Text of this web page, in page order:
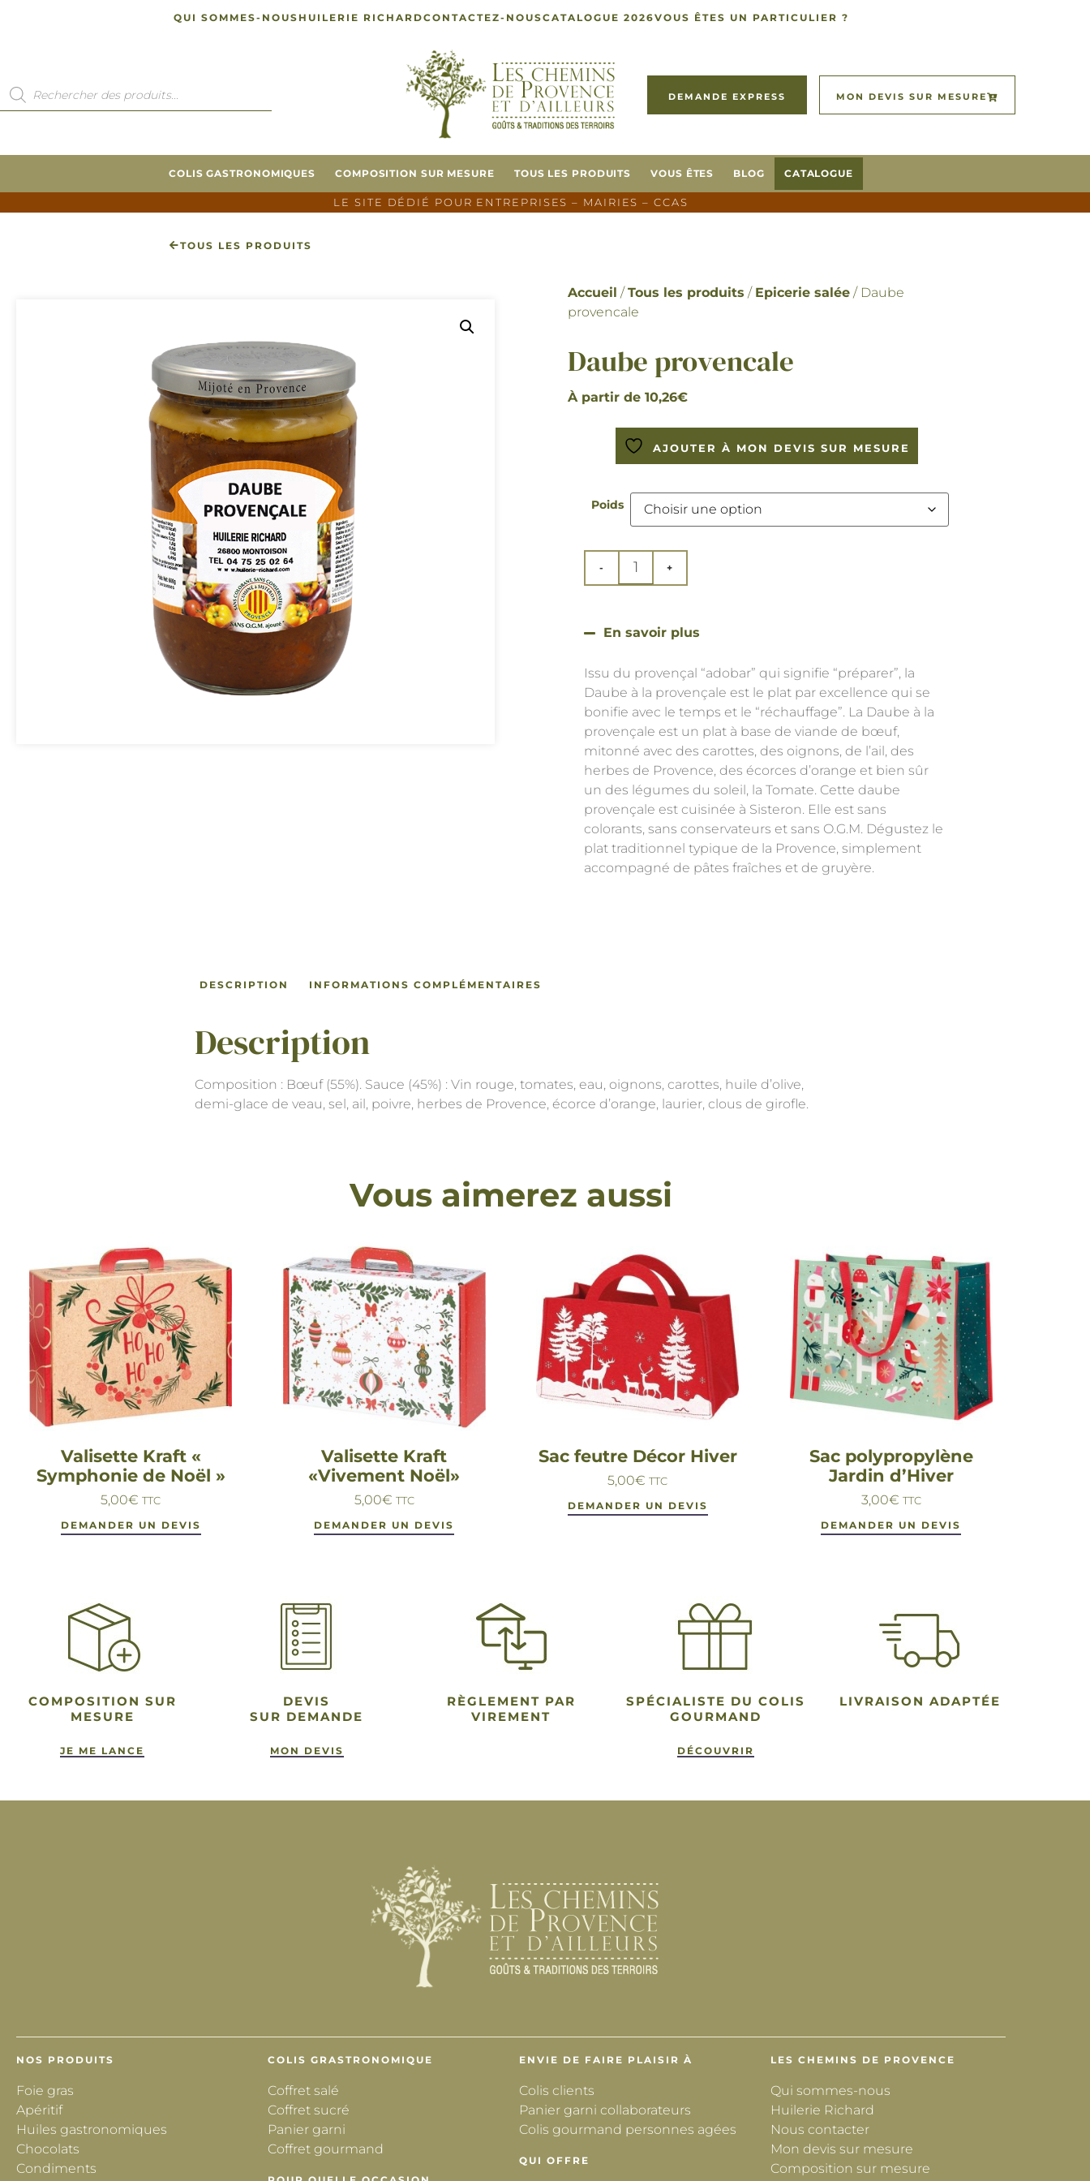
QUI SOMMES-NOUS HUILERIE RICHARDCONTACTEZ-NOUSCATALOGUE 2026VOUS ÊTES UN PARTICULIER ?
DEMANDE EXPRESS MON DEVIS SUR MESURE
COLIS GASTRONOMIQUES COMPOSITION SUR MESURE TOUS LES PRODUITS VOUS ÊTES BLOG CATALOGUE
LE SITE DÉDIÉ POUR ENTREPRISES – MAIRIES – CCAS
TOUS LES PRODUITS
Accueil /Tous les produits / Epicerie salée / Daube
provencale
Daube provencale
À partir de 10,26€
AJOUTER À MON DEVIS SUR MESURE
Poids
En savoir plus
Issu du provençal “adobar” qui signifie “préparer”, la
Daube à la provençale est le plat par excellence qui se
bonifie avec le temps et le “réchauffage”. La Daube à la
provençale est un plat à base de viande de bœuf,
mitonné avec des carottes, des oignons, de l’ail, des
herbes de Provence, des écorces d’orange et bien sûr
un des légumes du soleil, la Tomate. Cette daube
provençale est cuisinée à Sisteron. Elle est sans
colorants, sans conservateurs et sans O.G.M. Dégustez le
plat traditionnel typique de la Provence, simplement
accompagné de pâtes fraîches et de gruyère.
DESCRIPTION INFORMATIONS COMPLÉMENTAIRES
Description
Composition : Bœuf (55%). Sauce (45%) : Vin rouge, tomates, eau, oignons, carottes, huile d’olive,
demi-glace de veau, sel, ail, poivre, herbes de Provence, écorce d’orange, laurier, clous de girofle.
Vous aimerez aussi
Valisette Kraft «
Symphonie de Noël »
5,00€ TTC
DEMANDER UN DEVIS
Valisette Kraft
«Vivement Noël»
5,00€ TTC
DEMANDER UN DEVIS
Sac feutre Décor Hiver
5,00€ TTC
DEMANDER UN DEVIS
Sac polypropylène
Jardin d’Hiver
3,00€ TTC
DEMANDER UN DEVIS
COMPOSITION SUR
MESURE
JE ME LANCE
DEVIS
SUR DEMANDE
MON DEVIS
RÈGLEMENT PAR
VIREMENT
SPÉCIALISTE DU COLIS
GOURMAND
DÉCOUVRIR
LIVRAISON ADAPTÉE
NOS PRODUITS
Foie gras
Apéritif
Huiles gastronomiques
Chocolats
Condiments
COLIS GRASTRONOMIQUE
Coffret salé
Coffret sucré
Panier garni
Coffret gourmand
ENVIE DE FAIRE PLAISIR À
Colis clients
Panier garni collaborateurs
Colis gourmand personnes agées
QUI OFFRE
LES CHEMINS DE PROVENCE
Qui sommes-nous
Huilerie Richard
Nous contacter
Mon devis sur mesure
Composition sur mesure